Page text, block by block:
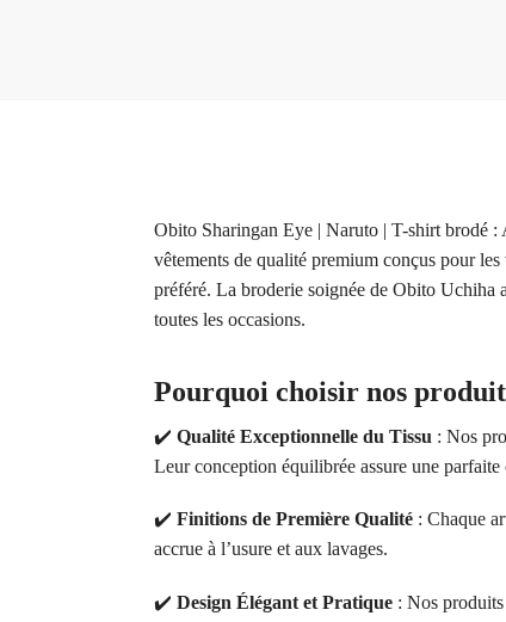
Obito Sharingan Eye | Naruto | T-shirt brodé
vêtements de qualité premium conçus pour
préféré. La broderie soignée de Obito
toutes les occasions.
Pourquoi choisir nos
✔️ Qualité Exceptionnelle du Tissu : Nos
Leur conception équilibrée assure une
✔️ Finitions de Première Qualité: Chaque
accrue à l’usure et aux lavages.
✔️ Design Élégant et Pratique: Nos produits